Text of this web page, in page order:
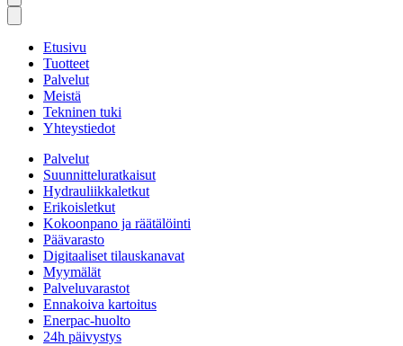
Etusivu
Tuotteet
Palvelut
Meistä
Tekninen tuki
Yhteystiedot
Palvelut
Suunnitteluratkaisut
Hydrauliikkaletkut
Erikoisletkut
Kokoonpano ja räätälöinti
Päävarasto
Digitaaliset tilauskanavat
Myymälät
Palveluvarastot
Ennakoiva kartoitus
Enerpac-huolto
24h päivystys